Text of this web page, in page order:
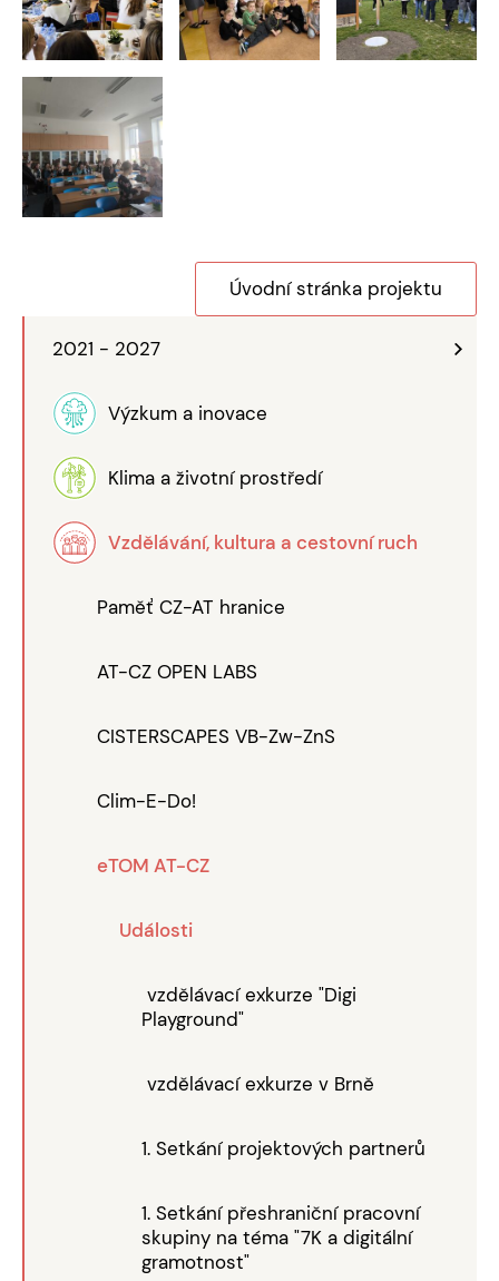
2021 - 2027
Výzkum a inovace
Klima a životní prostředí
Vzdělávání, kultura a cestovní ruch
Paměť CZ-AT hranice
AT-CZ OPEN LABS
CISTERSCAPES VB-Zw-ZnS
Clim-E-Do!
eTOM AT-CZ
Události
vzdělávací exkurze "Digi
Playground"
vzdělávací exkurze v Brně
1. Setkání projektových partnerů
1. Setkání přeshraniční pracovní
skupiny na téma "7K a digitální
gramotnost"
Úvodní stránka projektu